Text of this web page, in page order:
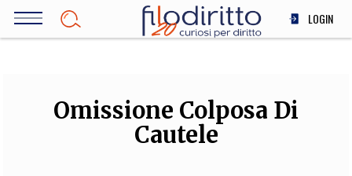
Salta
LOGIN
SOCIETÀ
MEDICINA
Omissione Colposa Di
Cautele